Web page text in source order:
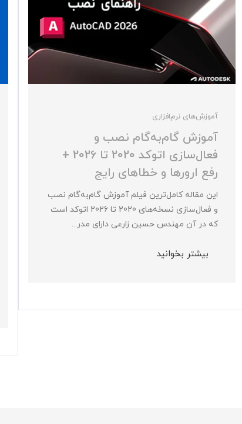
آموزش‌های نرم‌افزاری
آموزش گام‌به‌گام نصب و
فعال‌سازی اتوکد 2020 تا 2026 +
رفع ارورها و خطاهای رایج
این مقاله کامل‌ترین فیلم آموزش گام‌به‌گام نصب
و فعال‌سازی نسخه‌های 2020 تا 2026 اتوکد است
که در آن مهندس حسین زارعی دارای مدر...
بیشتر بخوانید